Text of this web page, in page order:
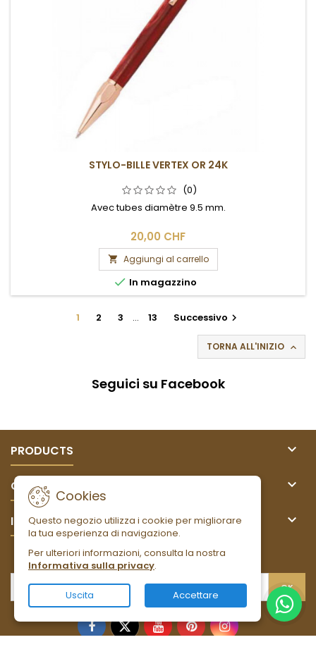
STYLO-BILLE VERTEX OR 24K
(0)
Avec tubes diamètre 9.5 mm.
20,00 CHF
 Aggiungi al carrello
 In magazzino
1 2 3 … 13 Successivo 
TORNA ALL'INIZIO 
Seguici su Facebook
PRODUCTS 
OUR COMPANY 
IL TUO ACCOUNT 
Cookies
Questo negozio utilizza i cookie per migliorare
la tua esperienza di navigazione.
Per ulteriori informazioni, consulta la nostra
Informativa sulla privacy.
Uscita Accettare
NEWSLETTER
Facebook
TwitterYouTubePinterestInstagram